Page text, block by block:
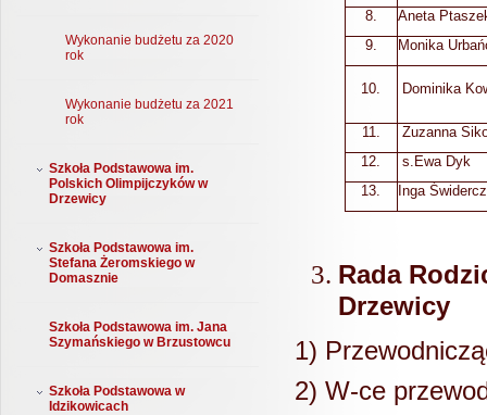
Wykonanie budżetu za 2020
rok
Wykonanie budżetu za 2021
rok
Szkoła Podstawowa im.
Polskich Olimpijczyków w
Drzewicy
Szkoła Podstawowa im.
Stefana Żeromskiego w
Domasznie
Szkoła Podstawowa im. Jana
Szymańskiego w Brzustowcu
Szkoła Podstawowa w
Idzikowicach
8.
Aneta
9.
Monika
10. Dominika
11.
Zuzanna
12.
s.Ewa Dyk
13.
Inga
Rada
Drzewicy
1)
2) W-ce